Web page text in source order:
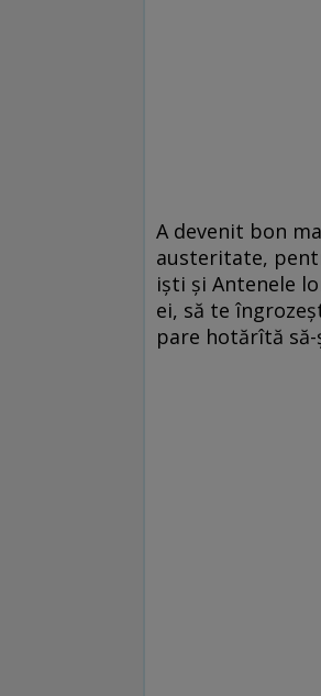
A devenit bon
austeritate,
işti şi Antenele
ei, să te
pare hotărîtă